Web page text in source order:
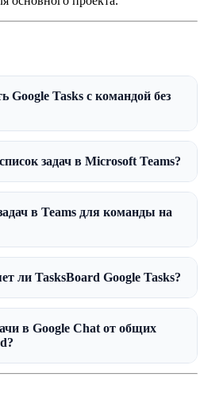
Tasks с командой без
задач в Microsoft Teams?
в Teams для команды на
ли TasksBoard Google Tasks?
в Google Chat от общих